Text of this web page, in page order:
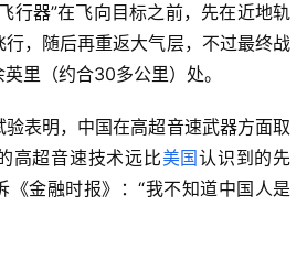
行器”在飞向目标之前，先在近地轨
，随后再重返大气层，不过最终战
里（约合30多公里）处。
表明，中国在高超音速武器方面取
高超音速技术远比美国认识到的先
《金融时报》：“我不知道中国人是